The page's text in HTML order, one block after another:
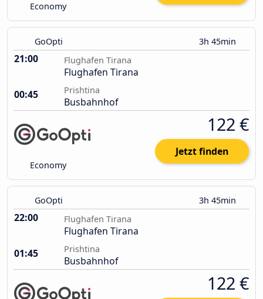
Economy
GoOpti 3h 45min
21:00 Flughafen Tirana
Flughafen Tirana
00:45
Prishtina
Busbahnhof
Economy
122 €
Jetzt finden
GoOpti 3h 45min
22:00 Flughafen Tirana
Flughafen Tirana
01:45
Prishtina
Busbahnhof
122 €